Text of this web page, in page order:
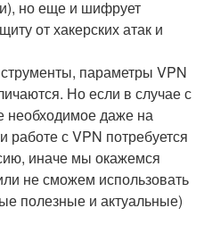
но еще и шифрует
от хакерских атак и
параметры VPN
Но если в случае с
необходимое даже на
работе с VPN потребуется
иначе мы окажемся
не сможем использовать
полезные и актуальные)